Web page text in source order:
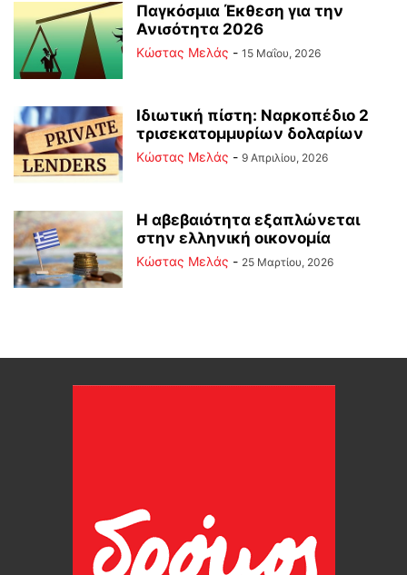
Παγκόσμια Έκθεση για την
Ανισότητα 2026
Κώστας Μελάς - 15 Μαΐου, 2026
Ιδιωτική πίστη: Ναρκοπέδιο 2
τρισεκατομμυρίων δολαρίων
Κώστας Μελάς - 9 Απριλίου, 2026
Η αβεβαιότητα εξαπλώνεται
στην ελληνική οικονομία
Κώστας Μελάς - 25 Μαρτίου, 2026